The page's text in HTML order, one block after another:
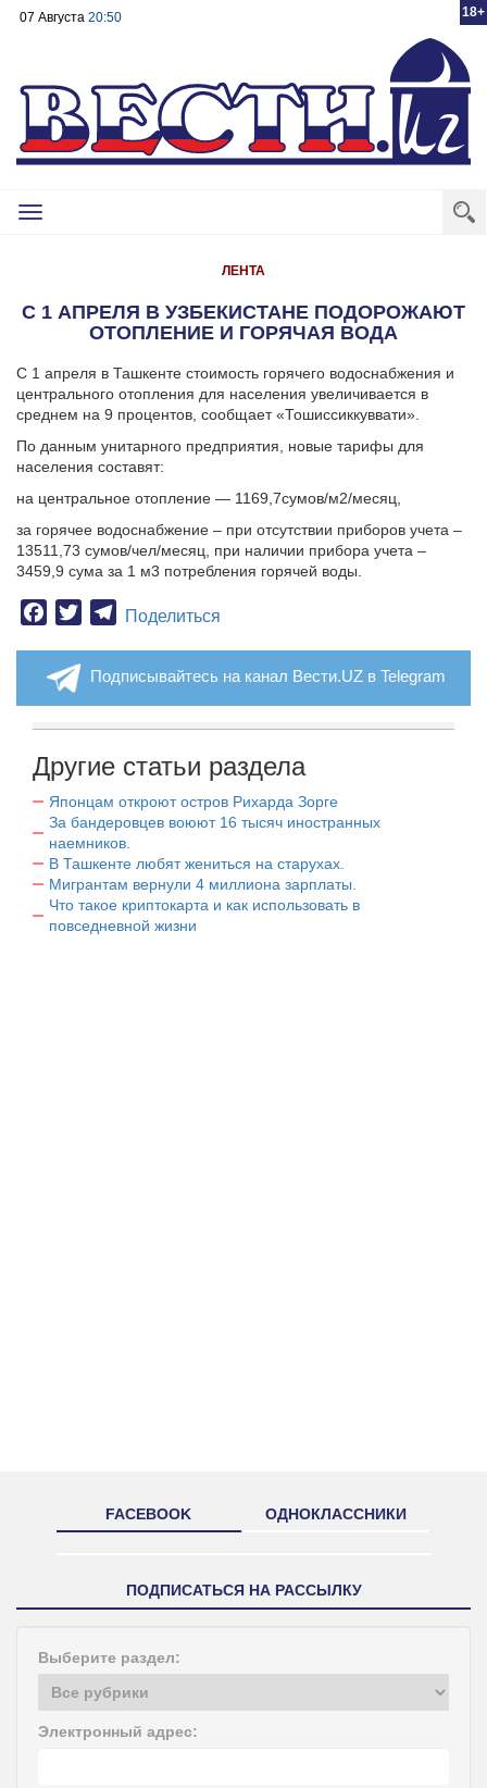
18+
07 Августа 20:50
Toggle
ЛЕНТА
С 1 АПРЕЛЯ В УЗБЕКИСТАНЕ ПОДОРОЖАЮТ
ОТОПЛЕНИЕ И ГОРЯЧАЯ ВОДА
С 1 апреля в Ташкенте стоимость горячего водоснабжения и
центрального отопления для населения увеличивается в
среднем на 9 процентов, сообщает «Тошиссиккуввати».
По данным унитарного предприятия, новые тарифы для
населения составят:
на центральное отопление — 1169,7сумов/м2/месяц,
за горячее водоснабжение – при отсутствии приборов учета –
13511,73 сумов/чел/месяц, при наличии прибора учета –
3459,9 сума за 1 м3 потребления горячей воды.
Facebook
TwitterTelegram
Поделиться
Подписывайтесь на канал Вести.UZ в Telegram
Другие статьи раздела
Японцам откроют остров Рихарда Зорге
За бандеровцев воюют 16 тысяч иностранных
наемников.
В Ташкенте любят жениться на старухах.
Мигрантам вернули 4 миллиона зарплаты.
Что такое криптокарта и как использовать в
повседневной жизни
FACEBOOK ОДНОКЛАССНИКИ
ПОДПИСАТЬСЯ НА РАССЫЛКУ
Выберите раздел:
Электронный адрес: